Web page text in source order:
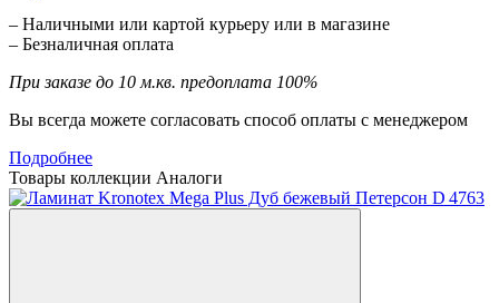
– Наличными или картой курьеру или в магазине
– Безналичная оплата
При заказе до 10 м.кв. предоплата 100%
Вы всегда можете согласовать способ оплаты с менеджером
Подробнее
Товары коллекции Аналоги